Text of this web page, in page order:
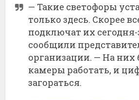
— Такие светофоры
только здесь. Скорее
подключат их сегодня-
сообщили
организации. — На них
камеры работать, и
загораться.